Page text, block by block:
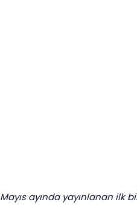
Mayıs ayında yayınlanan ilk